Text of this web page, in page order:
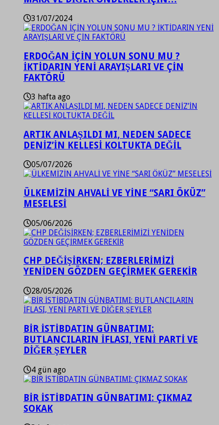
31/07/2024
ERDOĞAN İÇİN YOLUN SONU MU ?
İKTİDARIN YENİ ARAYIŞLARI VE ÇİN
FAKTÖRÜ
3 hafta ago
ARTIK ANLAŞILDI MI, NEDEN SADECE
DENİZ’İN KELLESİ KOLTUKTA DEĞİL
05/07/2026
ÜLKEMİZİN AHVALİ VE YİNE “SARI ÖKÜZ”
MESELESİ
05/06/2026
CHP DEĞİŞİRKEN; EZBERLERİMİZİ
YENİDEN GÖZDEN GEÇİRMEK GEREKİR
28/05/2026
BİR İSTİBDATIN GÜNBATIMI:
BUTLANCILARIN İFLASI, YENİ PARTİ VE
DİĞER ŞEYLER
4 gün ago
BİR İSTİBDATIN GÜNBATIMI: ÇIKMAZ
SOKAK